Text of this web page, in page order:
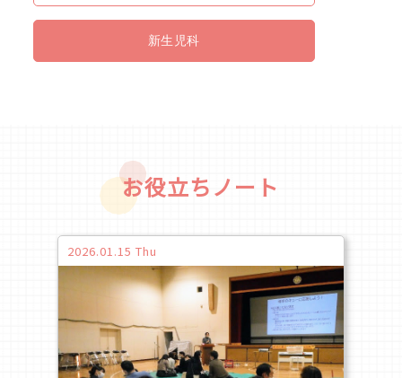
新生児科
お役立ちノート
2026.01.15 Thu